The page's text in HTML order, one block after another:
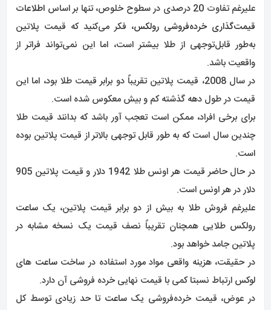
علیرغم تفاوت 20 درصدی در سطوح خلوص، تنها بر اساس
اطلاعات
قیمت‌گذاری خرده‌فروشی رولکس، فکر می‌کنید که قیمت پلاتین
به‌طور قابل‌توجهی از طلا بیشتر است، اما این نمی‌تواند فراتر از
واقعیت باشد.
در سال 2008، قیمت پلاتین تقریباً دو برابر قیمت طلا بود، اما این
قیمت در طول دهه گذشته کم و بیش معکوس شده است.
برای برخی افراد، ممکن است تعجب آور باشد که بدانند قیمت طلا
چندین سال است که به طور قابل توجهی بالاتر از قیمت پلاتین بوده
است.
در حال حاضر قیمت هر اونس طلا 1942 دلار و قیمت پلاتین 905
دلار در هر اونس است.
علیرغم فروش طلا به بیش از دو برابر قیمت پلاتین، یک ساعت
رولکس طلایی همچنان تقریباً نصف قیمت یک نسخه مشابه در
پلاتین جامد خواهد بود.
در حقیقت، هزینه واقعی مواد مورد استفاده در ساختساعت های
لوکس ارتباط نسبتا کمی با قیمت نهایی خرده فروشی آن دارد.
در عوض، قیمت خرده‌فروشی یکساعت تا حد زیادی توسط کل